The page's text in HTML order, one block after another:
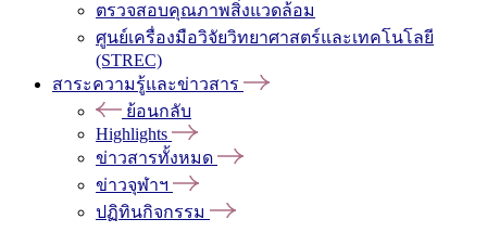
ตรวจสอบคุณภาพสิ่งแวดล้อม
ศูนย์เครื่องมือวิจัยวิทยาศาสตร์และเทคโนโลยี
(STREC)
สาระความรู้และข่าวสาร
ย้อนกลับ
Highlights
ข่าวสารทั้งหมด
ข่าวจุฬาฯ
ปฏิทินกิจกรรม